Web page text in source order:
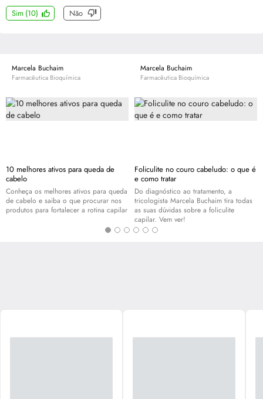
Sim (10) Não
Marcela Buchaim
Farmacêutica Bioquímica
10 melhores ativos para queda de
cabelo
Conheça os melhores ativos para queda
de cabelo e saiba o que procurar nos
produtos para fortalecer a rotina capilar
Marcela Buchaim
Farmacêutica Bioquímica
Foliculite no couro cabeludo: o que é
e como tratar
Do diagnóstico ao tratamento, a
tricologista Marcela Buchaim tira todas
as suas dúvidas sobre a foliculite
capilar. Vem ver!